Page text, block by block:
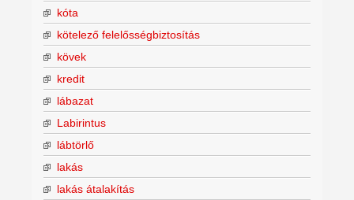
kóta
kötelező felelősségbiztosítás
kövek
kredit
lábazat
Labirintus
lábtörlő
lakás
lakás átalakítás